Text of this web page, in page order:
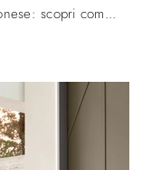
Accessori complementari e specchi Maronese: scopri come arricchire i tuoi interni moderni con il modello Joy.